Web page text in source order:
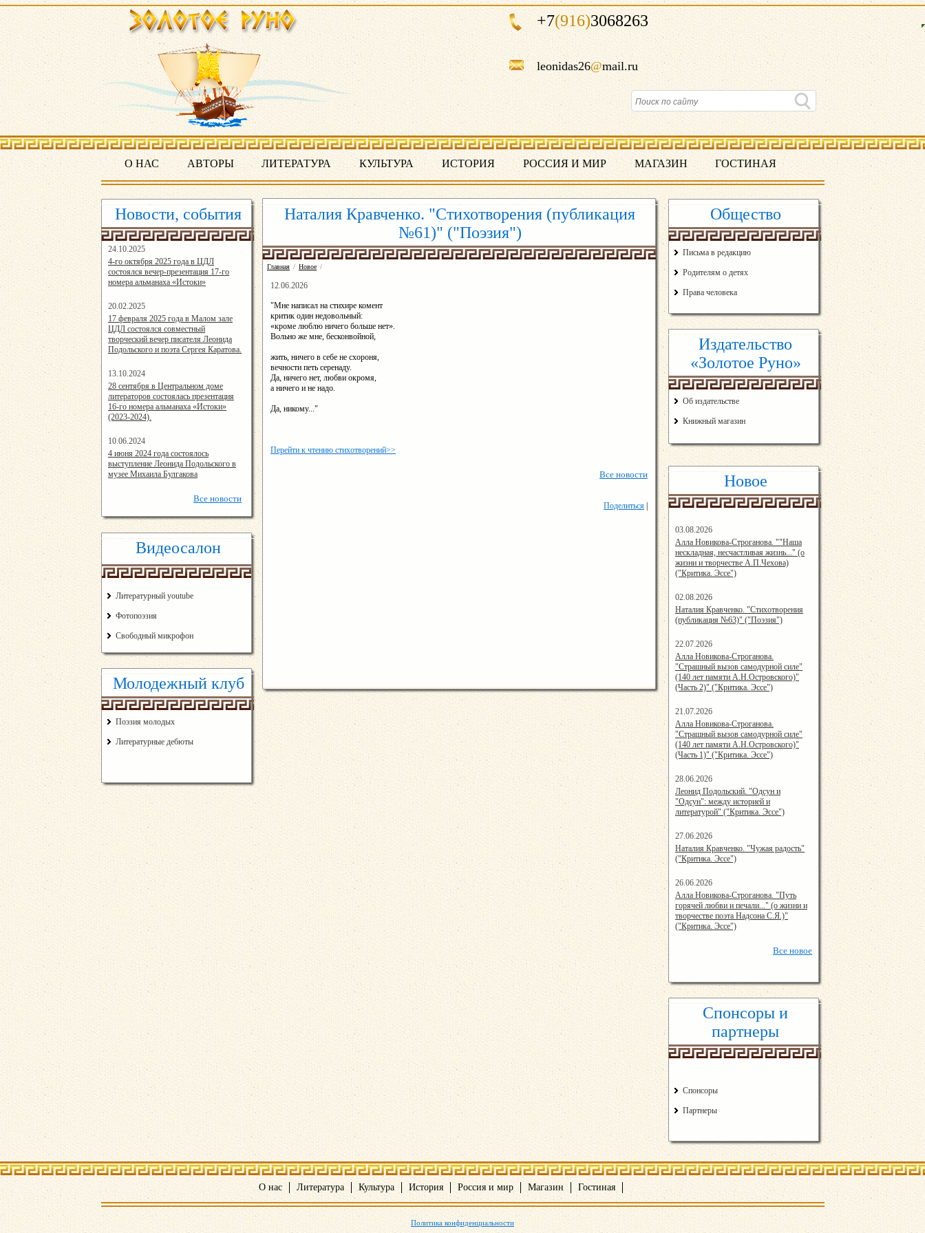
+7(916)3068263
leonidas26@mail.ru
О НАС АВТОРЫ ЛИТЕРАТУРА КУЛЬТУРА ИСТОРИЯ РОССИЯ И МИР МАГАЗИН ГОСТИНАЯ
Новости, события
24.10.2025
16:19:07
4-го октября 2025 года в ЦДЛ
состоялся вечер-презентация 17-го
номера альманаха «Истоки»
20.02.2025
14:24:00
17 февраля 2025 года в Малом зале
ЦДЛ состоялся совместный
творческий вечер писателя Леонида
Подольского и поэта Сергея Каратова.
13.10.2024
14:08:11
28 сентября в Центральном доме
литераторов состоялась презентация
16-го номера альманаха «Истоки»
(2023-2024).
10.06.2024
15:02:44
4 июня 2024 года состоялось
выступление Леонида Подольского в
музее Михаила Булгакова
Все новости
Видеосалон
Литературный youtube
Фотопоэзия
Свободный микрофон
Молодежный клуб
Поэзия молодых
Литературные дебюты
Наталия Кравченко. "Стихотворения (публикация
№61)" ("Поэзия")
Главная / Новое /
12.06.2026
"Мне написал на стихире комент
критик один недовольный:
«кроме люблю ничего больше нет».
Вольно же мне, бесконвойной,
жить, ничего в себе не схороня,
вечности петь серенаду.
Да, ничего нет, любви окромя,
а ничего и не надо.
Да, никому..."
Перейти к чтению стихотворений>>
Все новости
Поделиться
Общество
Письма в редакцию
Родителям о детях
Права человека
Издательство
«Золотое Руно»
Об издательстве
Книжный магазин
Новое
03.08.2026
14:33:45
Алла Новикова-Строганова. ""Наша
нескладная, несчастливая жизнь..." (о
жизни и творчестве А.П.Чехова)
("Критика. Эссе")
02.08.2026
12:57:00
Наталия Кравченко. "Стихотворения
(публикация №63)" ("Поэзия")
22.07.2026
15:48:05
Алла Новикова-Строганова.
"Страшный вызов самодурной силе"
(140 лет памяти А.Н.Островского)"
(Часть 2)" ("Критика. Эссе")
21.07.2026
15:08:00
Алла Новикова-Строганова.
"Страшный вызов самодурной силе"
(140 лет памяти А.Н.Островского)"
(Часть 1)" ("Критика. Эссе")
28.06.2026
20:25:38
Леонид Подольский. "Одсун и
"Одсун": между историей и
литературой" ("Критика. Эссе")
27.06.2026
21:19:00
Наталия Кравченко. "Чужая радость"
("Критика. Эссе")
26.06.2026
15:39:00
Алла Новикова-Строганова. "Путь
горячей любви и печали..." (о жизни и
творчестве поэта Надсона С.Я.)"
("Критика. Эссе")
Все новое
Спонсоры и
партнеры
Спонсоры
Партнеры
О нас Литература Культура История Россия и мир Магазин Гостиная
Политика конфиденциальности